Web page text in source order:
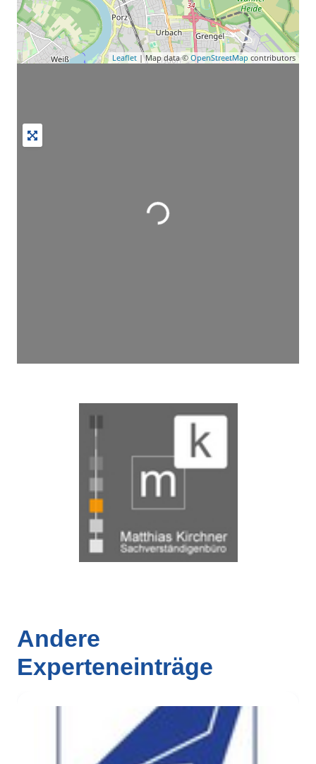
Leaflet | Map data © OpenStreetMap contributors
Wird geladen …
Andere
Experteneinträge